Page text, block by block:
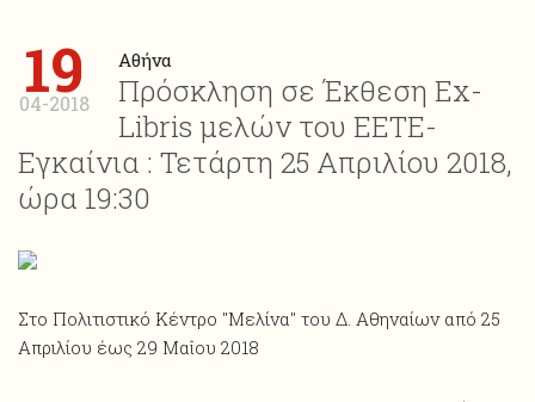
19
04-2018
Αθήνα
Πρόσκληση σε Έκθεση Ex-
Libris μελών του ΕΕΤΕ-
Εγκαίνια : Τετάρτη 25 Απριλίου 2018,
ώρα 19:30
Στο Πολιτιστικό Κέντρο "Μελίνα" του Δ. Αθηναίων από 25
Απριλίου έως 29 Μαΐου 2018